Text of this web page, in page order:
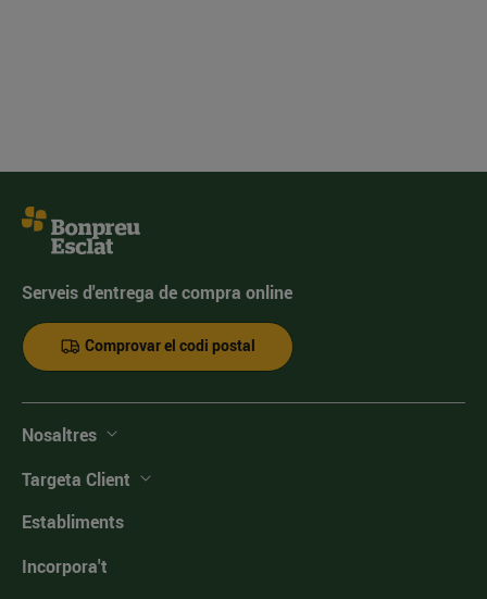
Serveis d'entrega de compra online
Comprovar el codi postal
Nosaltres
Targeta Client
Establiments
Incorpora't